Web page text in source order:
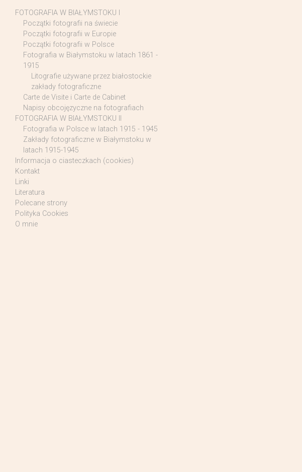
FOTOGRAFIA W BIAŁYMSTOKU I
Początki fotografii na świecie
Początki fotografii w Europie
Początki fotografii w Polsce
Fotografia w Białymstoku w latach 1861 -
1915
Litografie używane przez białostockie
zakłady fotograficzne
Carte de Visite i Carte de Cabinet
Napisy obcojęzyczne na fotografiach
FOTOGRAFIA W BIAŁYMSTOKU II
Fotografia w Polsce w latach 1915 - 1945
Zakłady fotograficzne w Białymstoku w
latach 1915-1945
Informacja o ciasteczkach (cookies)
Kontakt
Linki
Literatura
Polecane strony
Polityka Cookies
O mnie